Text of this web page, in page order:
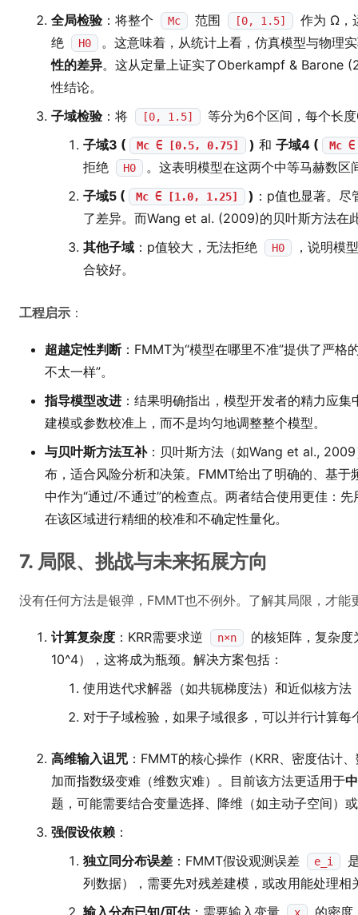
全局检验：将整个 Mc 范围 [0, 1.5]
作为 Ω，
绝
H0
。这意味着，从统计上看，仿真模型与物理
性的差异。这从定量上证实了Oberkampf & Barone
性结论。
子域检验：将 [0, 1.5]
等分为6个区间，每个长
子域3 (
Mc ∈ [0.5, 0.75] ) 和 子域4 ( Mc
拒绝 H0
。这表明模型在这两个中等马赫数区
子域5 (
Mc ∈ [1.0, 1.25] ) ：p值也显著。
了差异。而Wang et al. (2009)的贝叶斯方法在
其他子域 ：p值较大，无法拒绝 H0
，说明模
合较好。
工程启示 ：
超越定性判断：FMMT为“模型在哪里不准”提供了严格
不太一样”。
指导模型改进 ：结果明确指出，模型开发者的精力应
建模或参数校准上，而不是均匀地调整整个模型。
与贝叶斯方法互补：贝叶斯方法（如Wang et al.,
布，适合风险分析和决策。FMMT给出了明确的、基
中作为“通过/不通过”的检查点。两者结合使用更佳：
在该区域进行精细的校准和不确定性量化。
7. 局限、挑战与未来拓展方向
没有任何方法是银弹，FMMT也不例外。了解其局限，才能
计算复杂度 ：KRR需要求逆 n×n
的核矩阵，复杂
10^4），这将成为瓶颈。解决方案包括：
使用迭代求解器（如共轭梯度法）和近似核方法
对于子域检验，如果子域很多，可以并行计算每
高维输入诅咒 ：FMMT的核心操作（KRR、密度估计
加而指数级变难（维数灾难）。目前该方法更适用于
题，可能需要结合变量选择、降维（如主动子空间）
强假设依赖 ：
独立同分布误差 ：FMMT假设观测误差 e_i
列数据），需要先对残差建模，或改用能处理相
输入分布已知/可估：需要输入变量 的密度